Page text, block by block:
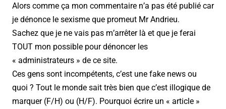
Alors comme ça mon commentaire n’a pas été publié car
je dénonce le sexisme que promeut Mr Andrieu.
Sachez que je ne vais pas m’arrêter là et que je ferai
TOUT mon possible pour dénoncer les
« administrateurs » de ce site.
Ces gens sont incompétents, c’est une fake news ou
quoi ? Tout le monde sait très bien que c’est illogique de
marquer (F/H) ou (H/F). Pourquoi écrire un « article »